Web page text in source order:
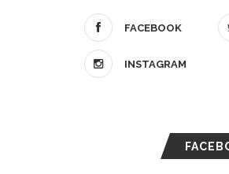
FACEBOOK
INSTAGRAM